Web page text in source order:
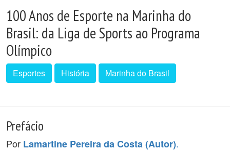
100 Anos de Esporte na Marinha do
Brasil: da Liga de Sports ao Programa
Olímpico
Esportes História Marinha do Brasil
Prefácio
Por Lamartine Pereira da Costa (Autor).